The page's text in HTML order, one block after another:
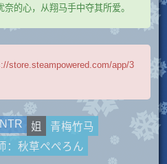
的心，从翔马手中夺其所爱。
store.steampowered.com/app/3
NTR 姐
青梅竹马
：秋草ぺぺろん